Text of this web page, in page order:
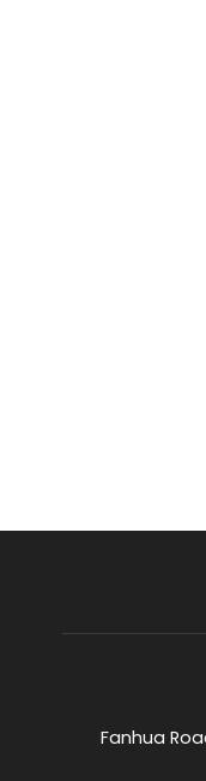
Fanhua